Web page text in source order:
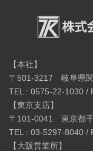
【本社】
〒501-3217 岐阜県
TEL : 0575-22-1030 /
【東京支店】
〒101-0041 東京都
TEL : 03-5297-8040 /
【大阪営業所】